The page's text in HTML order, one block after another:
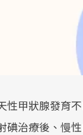
甲狀腺發育
治療後、慢